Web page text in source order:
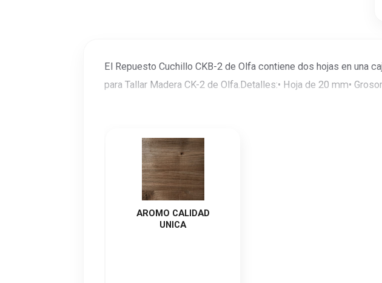
El Repuesto Cuchillo CKB-2 de Olfa contiene dos hojas en una
para Tallar Madera CK-2 de Olfa.Detalles:• Hoja de 20 mm•
AROMO CALIDAD
UNICA